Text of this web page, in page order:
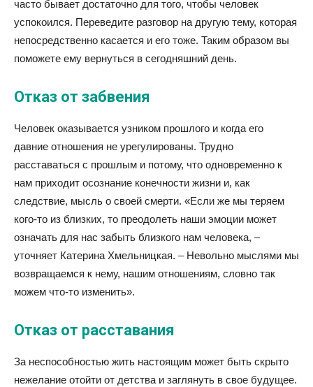
часто бывает достаточно для того, чтобы человек
успокоился. Переведите разговор на другую тему, которая
непосредственно касается и его тоже. Таким образом вы
поможете ему вернуться в сегодняшний день.
Отказ от забвения
Человек оказывается узником прошлого и когда его
давние отношения не урегулированы. Трудно
расставаться с прошлым и потому, что одновременно к
нам приходит осознание конечности жизни и, как
следствие, мысль о cвоей смерти. «Если же мы теряем
кого-то из близких, то преодолеть наши эмоции может
означать для нас забыть близкого нам человека, –
уточняет Катерина Хмельницкая. – Невольно мыслями мы
возвращаемся к нему, нашим отношениям, словно так
можем что-то изменить».
Отказ от расставания
За неспособностью жить настоящим может быть скрыто
нежелание отойти от детства и заглянуть в свое будущее.